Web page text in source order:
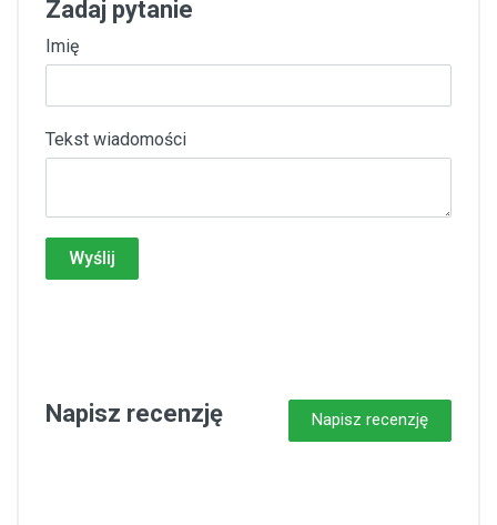
Zadaj pytanie
Imię
Tekst wiadomości
Wyślij
Napisz recenzję Napisz recenzję